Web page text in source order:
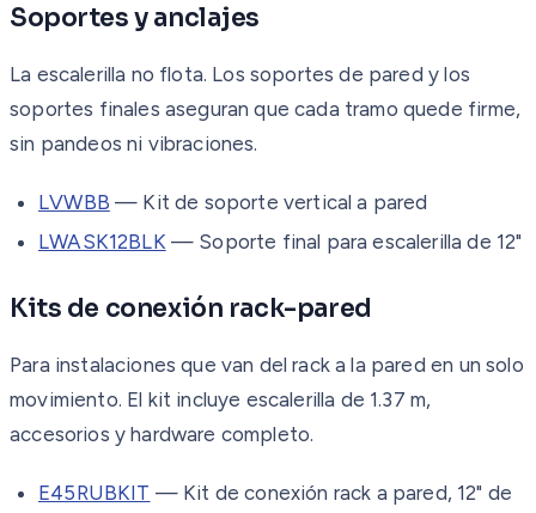
Soportes y anclajes
La escalerilla no flota. Los soportes de pared y los
soportes finales aseguran que cada tramo quede firme,
sin pandeos ni vibraciones.
LVWBB — Kit de soporte vertical a pared
LWASK12BLK — Soporte final para escalerilla de 12"
Kits de conexión rack-pared
Para instalaciones que van del rack a la pared en un solo
movimiento. El kit incluye escalerilla de 1.37 m,
accesorios y hardware completo.
E45RUBKIT — Kit de conexión rack a pared, 12" de